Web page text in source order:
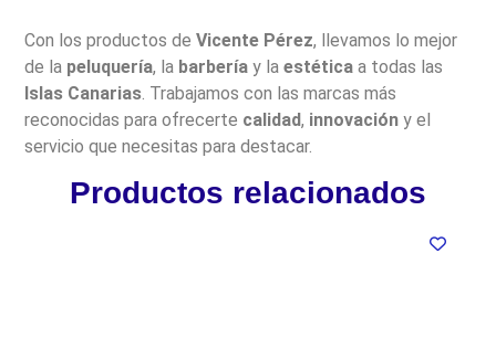
Con los productos deVicente Pérez, llevamos lo mejor
de la peluquería, la barbería y laestética a todas las
Islas Canarias. Trabajamos con las marcas más
reconocidas para ofrecerte calidad, innovación y el
servicio que necesitas para destacar.
Productos relacionados